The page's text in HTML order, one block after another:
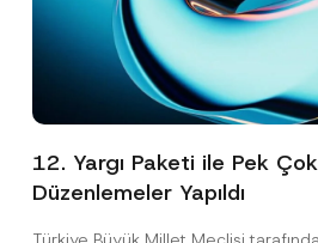
12. Yargı Paketi ile Pek
Düzenlemeler Yapıldı